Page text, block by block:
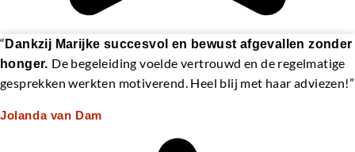
“ Dankzij Marijke succesvol en bewust afgevallen zonder
honger. De begeleiding voelde vertrouwd en de regelmatige
gesprekken werkten motiverend. Heel blij met haar adviezen!”
Jolanda van Dam